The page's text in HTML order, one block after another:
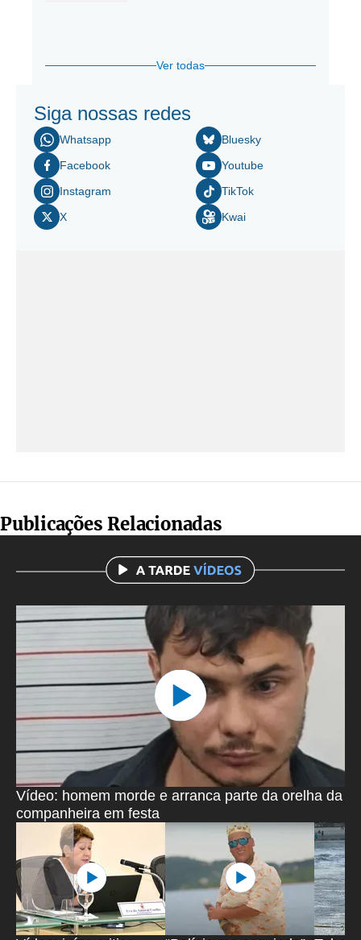
Ver todas
Siga nossas redes
Whatsapp
Facebook
Instagram
X
Bluesky
Youtube
TikTok
Kwai
Publicações Relacionadas
Vídeo: homem morde e arranca parte da orelha da
companheira em festa